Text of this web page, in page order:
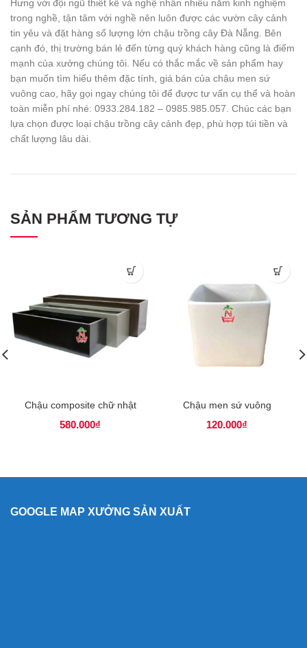
Hưng với đội ngũ thiết kế và nghệ nhân nhiều năm kinh nghiệm
trong nghề, tận tâm với nghề nên luôn được các vườn cây cảnh
tin yêu và đặt hàng số lượng lớn chậu trồng cây Đà Nẵng. Bên
cạnh đó, thị trường bán lẻ đến từng quý khách hàng cũng là điểm
mạnh của xưởng chúng tôi. Nếu có thắc mắc về sản phẩm hay
bạn muốn tìm hiểu thêm đặc tính, giá bán của chậu men sứ
vuông cao, hãy gọi ngay chúng tôi để được tư vấn cụ thể và hoàn
toàn miễn phí nhé: 0933.284.182 – 0985.985.057. Chúc các bạn
lựa chọn được loại chậu trồng cây cảnh đẹp, phù hợp túi tiền và
chất lượng lâu dài.
SẢN PHẨM TƯƠNG TỰ
Chậu composite chữ nhật
580.000₫
Chậu men sứ vuông
120.000₫
GOOGLE MAP XƯỞNG SẢN XUẤT